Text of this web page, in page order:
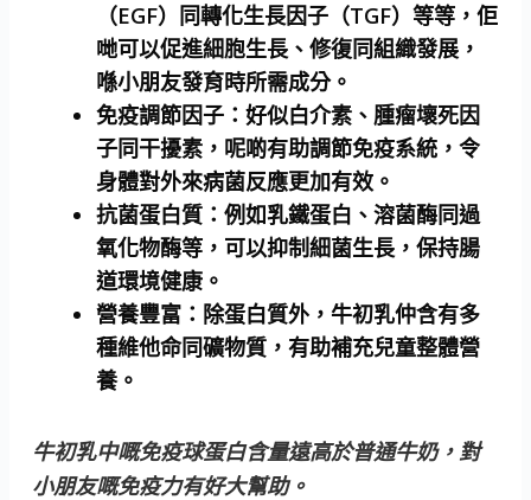
（EGF）同轉化生長因子（TGF）等等，佢
哋可以促進細胞生長、修復同組織發展，
喺小朋友發育時所需成分。
免疫調節因子：好似白介素、腫瘤壞死因
子同干擾素，呢啲有助調節免疫系統，令
身體對外來病菌反應更加有效。
抗菌蛋白質：例如乳鐵蛋白、溶菌酶同過
氧化物酶等，可以抑制細菌生長，保持腸
道環境健康。
營養豐富： 除蛋白質外，牛初乳仲含有多
種維他命同礦物質，有助補充兒童整體營
養。
牛初乳中嘅免疫球蛋白含量遠高於普通牛奶，對
小朋友嘅免疫力有好大幫助。